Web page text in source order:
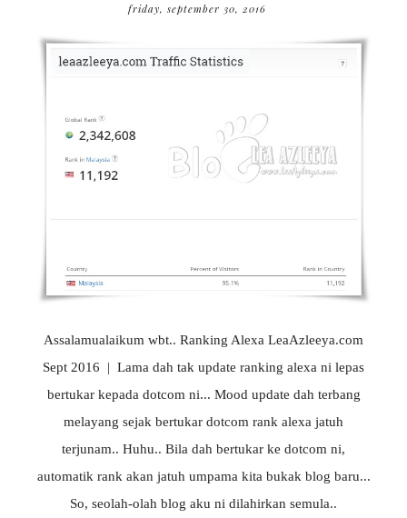
friday, september 30, 2016
Assalamualaikum wbt.. Ranking Alexa LeaAzleeya.com
Sept 2016 | Lama dah tak update ranking alexa ni lepas
bertukar kepada dotcom ni... Mood update dah terbang
melayang sejak bertukar dotcom rank alexa jatuh
terjunam.. Huhu.. Bila dah bertukar ke dotcom ni,
automatik rank akan jatuh umpama kita bukak blog baru...
So, seolah-olah blog aku ni dilahirkan semula..